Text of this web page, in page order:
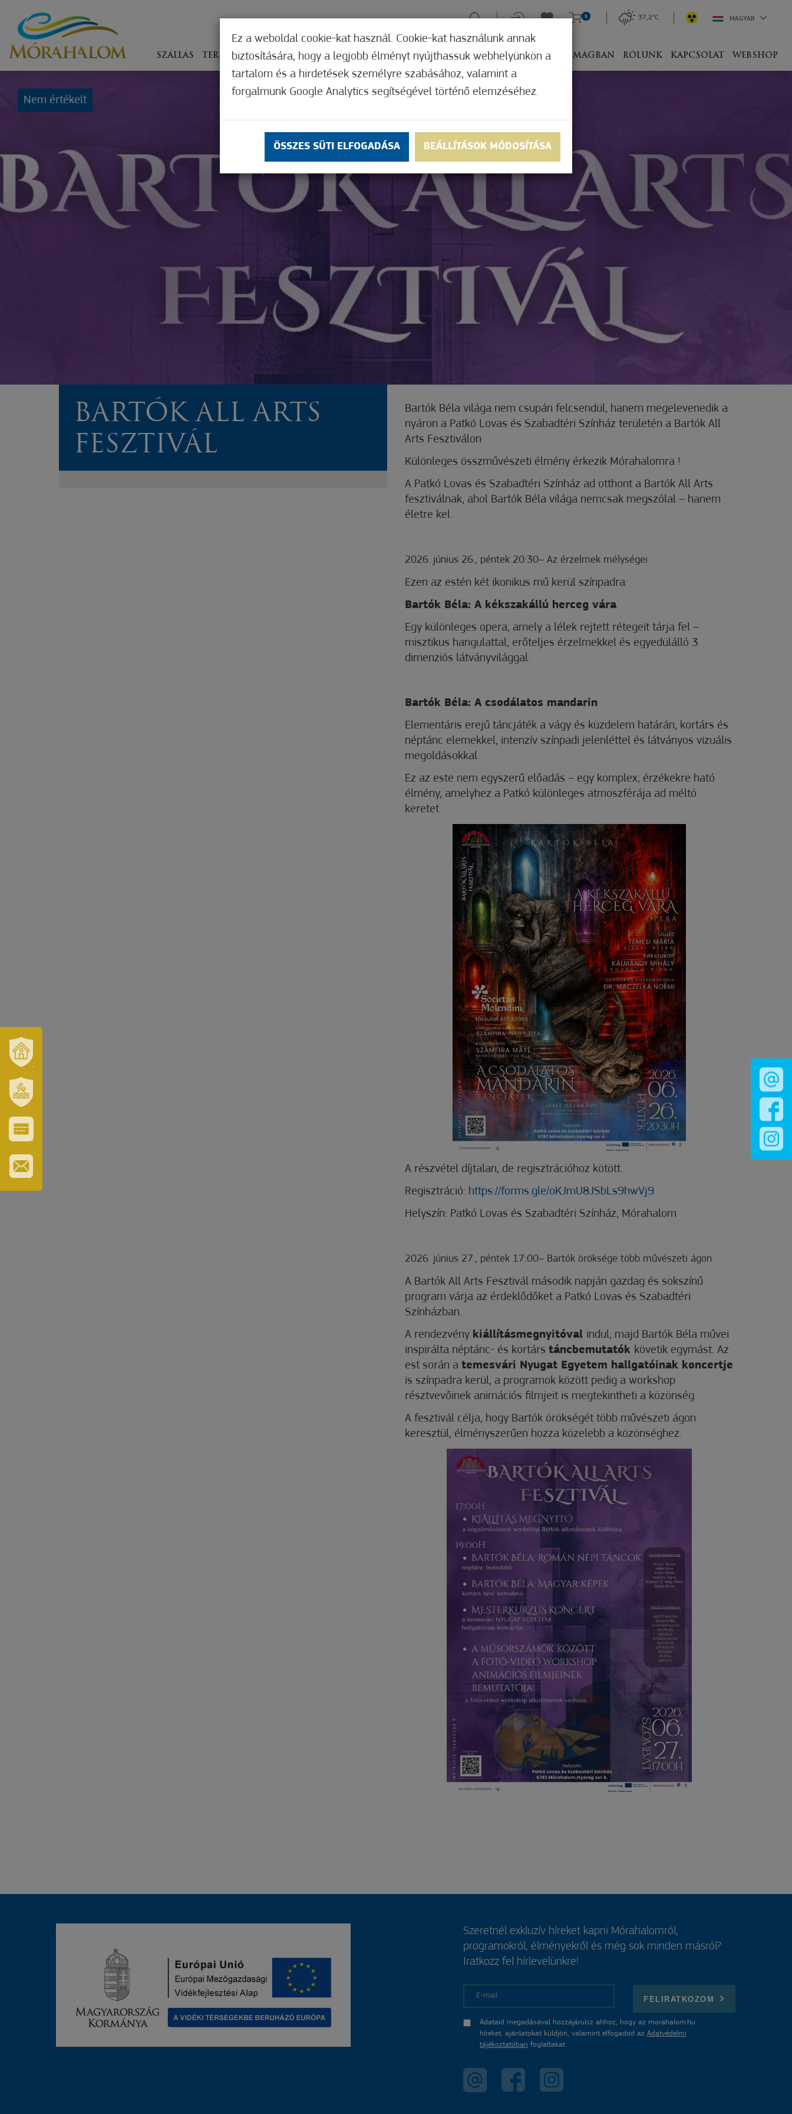
ÉS
TÉRSÉGÜNK
ERZSÉBET
GYÓGYFÜRDŐ
ÉS
TURISZTIKAI
KÁRTYA
SZÁLLÁS TERÍTÉKEN ÉLMÉNYSZERZÉS ZÖLD FÓKUSZ GYÓGYHELY MERRE, MIVEL CSOMAGBAN RÓLUNK KAPCSOLAT WEBSHOP
0 37,2°C MAGYAR
Nem értékelt
BARTÓK ALL ARTS
FESZTIVÁL
Bartók Béla világa nem csupán felcsendül, hanem megelevenedik a
nyáron a Patkó Lovas és Szabadtéri Színház területén a Bartók All
Arts Fesztiválon
Különleges összművészeti élmény érkezik Mórahalomra !
A Patkó Lovas és Szabadtéri Színház ad otthont a Bartók All Arts
fesztiválnak, ahol Bartók Béla világa nemcsak megszólal – hanem
életre kel.
2026. június 26., péntek 20:30– Az érzelmek mélységei
Ezen az estén két ikonikus mű kerül színpadra:
Bartók Béla: A kékszakállú herceg vára
Egy különleges opera, amely a lélek rejtett rétegeit tárja fel –
misztikus hangulattal, erőteljes érzelmekkel és egyedülálló 3
dimenziós látványvilággal.
Bartók Béla: A csodálatos mandarin
Elementáris erejű táncjáték a vágy és küzdelem határán, kortárs és
néptánc elemekkel, intenzív színpadi jelenléttel és látványos vizuális
megoldásokkal.
Ez az este nem egyszerű előadás – egy komplex, érzékekre ható
élmény, amelyhez a Patkó különleges atmoszférája ad méltó
keretet.
A részvétel díjtalan, de regisztrációhoz kötött.
Regisztráció: https://forms.gle/oKJmU8JSbLs9hwVj9
Helyszín: Patkó Lovas és Szabadtéri Színház, Mórahalom
2026. június 27., péntek 17:00– Bartók öröksége több művészeti ágon
A Bartók All Arts Fesztivál második napján gazdag és sokszínű
program várja az érdeklődőket a Patkó Lovas és Szabadtéri
Színházban.
A rendezvény kiállításmegnyitóval indul, majd Bartók Béla művei
inspirálta néptánc- és kortárs táncbemutatók követik egymást. Az
est során a temesvári Nyugat Egyetem hallgatóinak koncertje
is színpadra kerül, a programok között pedig a workshop
résztvevőinek animációs filmjeit is megtekintheti a közönség.
A fesztivál célja, hogy Bartók örökségét több művészeti ágon
keresztül, élményszerűen hozza közelebb a közönséghez.
Ez a weboldal cookie-kat használ. Cookie-kat használunk annak
biztosítására, hogy a legjobb élményt nyújthassuk webhelyünkön a
tartalom és a hirdetések személyre szabásához, valamint a
forgalmunk Google Analytics segítségével történő elemzéséhez.
ÖSSZES SÜTI ELFOGADÁSA BEÁLLÍTÁSOK MÓDOSÍTÁSA
Szeretnél exkluzív híreket kapni Mórahalomról,
programokról, élményekről és még sok minden másról?
Iratkozz fel hírlevelünkre!
FELIRATKOZOM
Adataid megadásával hozzájárulsz ahhoz, hogy az morahalom.hu
híreket, ajánlatokat küldjön, valamint elfogadod az Adatvédelmi
tájékoztatóban foglaltakat.